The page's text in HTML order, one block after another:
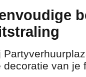
decoratie van je